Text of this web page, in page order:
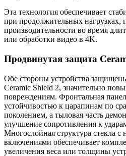
Эта технология обеспечивает
при продолжительных нагрузках,
производительности во время
или обработки видео в 4K.
Продвинутая защита
Обе стороны устройства
Ceramic Shield 2, значительно
повреждениям. Фронтальная
устойчивостью к царапинам по
поколением, а тыловая часть
улучшение сопротивления к
Многослойная структура стекла с
включениями обеспечивает
увеличения веса или толщины